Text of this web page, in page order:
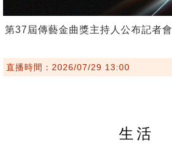
第37屆傳藝金曲獎主持人公布記者會
直播時間：2026/07/29 13:00
生活